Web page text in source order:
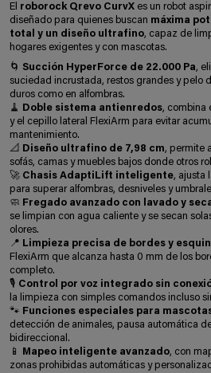
El roborock Qrevo CurvX es un robot
diseñado para quienes buscan máxima
total y un diseño ultrafino, capaz de
hogares exigentes y con mascotas.
🌀 Succión HyperForce de 22.000 Pa,
suciedad incrustada, restos grandes y pelo
duros como en alfombras.
🧹
Doble sistema antienredos, combina
y el cepillo lateral FlexiArm para evitar
mantenimiento.
📐
Diseño ultrafino de 7,98 cm, permite
sofás, camas y muebles bajos donde otros
🚀 Chasis AdaptiLift inteligente, ajusta
para superar alfombras, desniveles y
🧼 Fregado avanzado con lavado y
se limpian con agua caliente y se secan
olores.
📍 Limpieza precisa de bordes y
FlexiArm que alcanza hasta 0 mm de los
completo.
🎙️ Control por voz integrado sin
la limpieza con simples comandos incluso
🐾 Funciones especiales para
detección de animales, pausa automática
bidireccional.
📱
Mapeo inteligente avanzado, con
zonas prohibidas automáticas y